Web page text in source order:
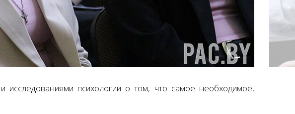
психологии о том, что самое необходимое,